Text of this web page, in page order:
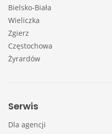
Bielsko-Biała
Wieliczka
Zgierz
Częstochowa
Żyrardów
Serwis
Dla agencji